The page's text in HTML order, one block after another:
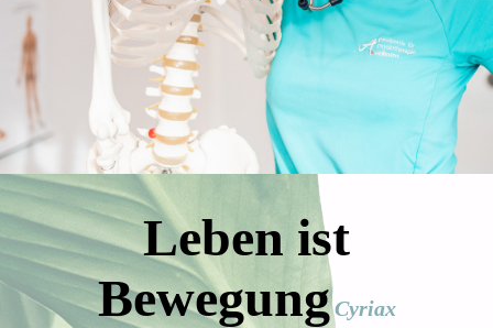
Leben ist
Bewegung Cyriax